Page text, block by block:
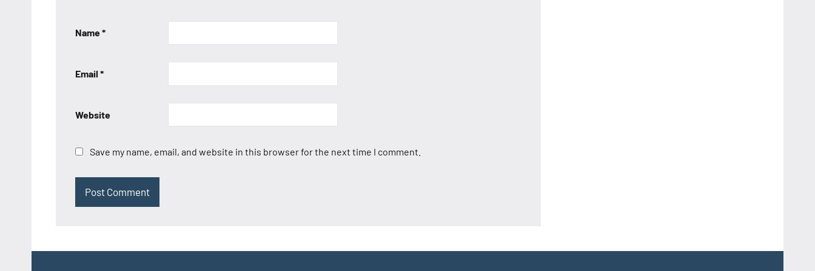
Name*
Email *
Website
Save my name, email, and website in this browser for the next time I comment.